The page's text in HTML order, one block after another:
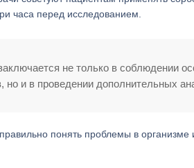
часа перед исследованием.
не только в соблюдении
но и в проведении дополнительных
понять проблемы в организме